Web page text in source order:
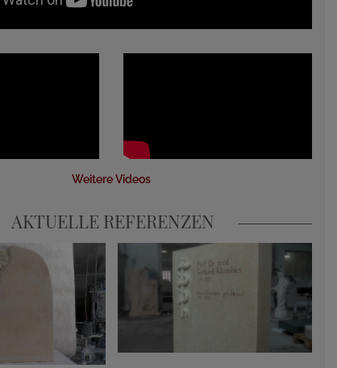
Weitere Videos
AKTUELLE REFERENZEN